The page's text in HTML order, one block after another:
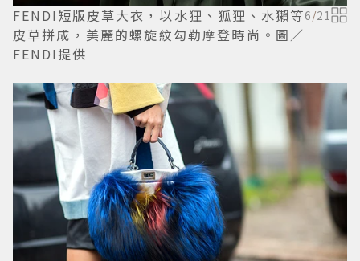
FENDI短版皮草大衣，以水狸、狐狸、水獺等
皮草拼成，美麗的螺旋紋勾勒摩登時尚。圖／
FENDI提供
6/21